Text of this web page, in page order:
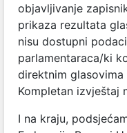
objavljivanje
prikaza rezultata
nisu dostupni
parlamentaraca/ki
direktnim glasovima
Kompletan izvještaj
I na kraju,